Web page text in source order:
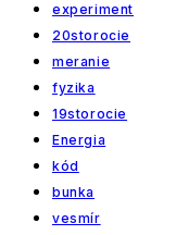
experiment
20storocie
meranie
fyzika
19storocie
Energia
kód
bunka
vesmír